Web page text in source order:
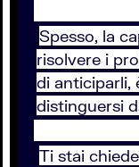
Spesso, la
risolvere i
di anticiparli,
distinguersi
Ti stai